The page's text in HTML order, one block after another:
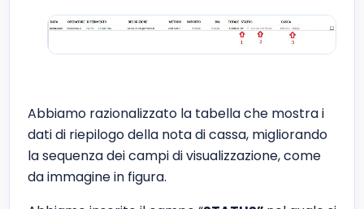
Abbiamo razionalizzato la tabella che mostra i
dati di riepilogo della nota di cassa, migliorando
la sequenza dei campi di visualizzazione, come
da immagine in figura.